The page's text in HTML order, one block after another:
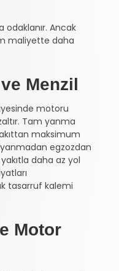
odaklanır. Ancak
maliyette daha
Menzil
motoru
Tam yanma
maksimum
egzozdan
daha az yol
tasarruf kalemi
Motor